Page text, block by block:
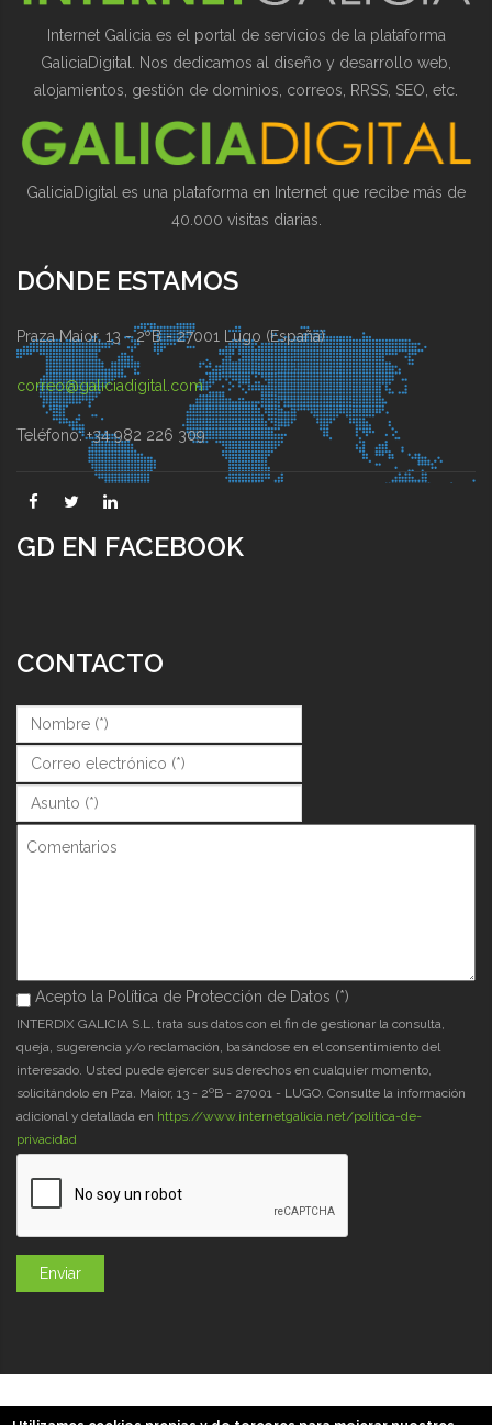
Internet Galicia es el portal de servicios de la plataforma
GaliciaDigital. Nos dedicamos al diseño y desarrollo web,
alojamientos, gestión de dominios, correos, RRSS, SEO, etc.
GaliciaDigital es una plataforma en Internet que recibe más de
40.000 visitas diarias.
DÓNDE ESTAMOS
Praza Maior, 13 - 2ºB - 27001 Lugo (España)
correo@galiciadigital.com
Teléfono: +34 982 226 309
GD EN FACEBOOK
CONTACTO
Nombre (*)*
Correo (*)*
Asunto (*)*
Comentarios
Acepto la Política de Protección de Datos (*)
Acepto la Política de Protección de Datos (*)
INTERDIX GALICIA S.L. trata sus datos con el fin de gestionar la consulta,
queja, sugerencia y/o reclamación, basándose en el consentimiento del
interesado. Usted puede ejercer sus derechos en cualquier momento,
solicitándolo en Pza. Maior, 13 - 2ºB - 27001 - LUGO. Consulte la información
adicional y detallada en https://www.internetgalicia.net/política-de-
privacidad